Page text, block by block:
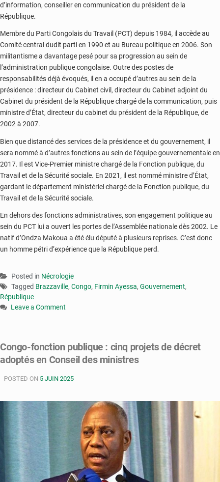
d’information, conseiller en communication du président de la
République.
Membre du Parti Congolais du Travail (PCT) depuis 1984, il accède au
Comité central dudit parti en 1990 et au Bureau politique en 2006. Son
militantisme a davantage pesé pour sa progression au sein de
l’administration publique congolaise. Outre des postes de
responsabilités déjà évoqués, il en a occupé d’autres au sein de la
présidence : directeur du Cabinet civil, directeur du Cabinet adjoint du
Cabinet du président de la République chargé de la communication, puis
ministre d’État, directeur du cabinet du président de la République, de
2002 à 2007.
Bien que distancé des services de la présidence et du gouvernement, il
sera nommé à d’autres fonctions au sein de l’équipe gouvernementale en
2017. Il est Vice-Premier ministre chargé de la Fonction publique, du
Travail et de la Sécurité sociale. En 2021, il est nommé ministre d’État,
gardant le département ministériel chargé de la Fonction publique, du
Travail et de la Sécurité sociale.
En dehors des fonctions administratives, son engagement politique au
sein du PCT lui a ouvert les portes de l’Assemblée nationale dès 2002. Le
natif d’Ondza Makoua a été élu député à plusieurs reprises. C’est donc
un homme pétri d’expérience que la République perd.
Posted in Nécrologie
Tagged Brazzaville, Congo, Firmin Ayessa, Gouvernement,
République
Leave a Comment
décès
du
d’État
Ayessa
Congo-fonction publique : cinq projets de décret
adoptés en Conseil des ministres
POSTED ON 5 JUIN 2025